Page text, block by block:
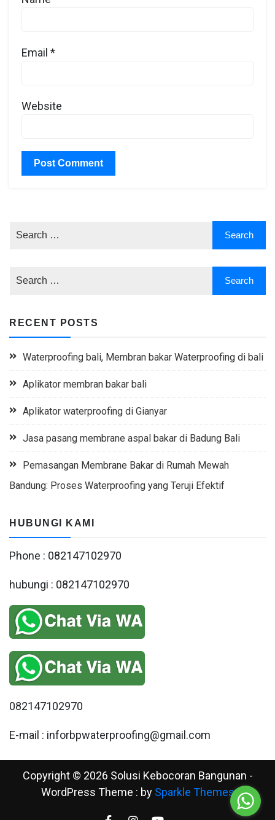
Email *
Website
RECENT POSTS
Waterproofing bali, Membran bakar Waterproofing di bali
Aplikator membran bakar bali
Aplikator waterproofing di Gianyar
Jasa pasang membrane aspal bakar di Badung Bali
Pemasangan Membrane Bakar di Rumah Mewah
Bandung: Proses Waterproofing yang Teruji Efektif
HUBUNGI KAMI
Phone : 082147102970
hubungi : 082147102970
082147102970
E-mail : inforbpwaterproofing@gmail.com
Copyright © 2026 Solusi Kebocoran Bangunan -
WordPress Theme : by Sparkle Themes